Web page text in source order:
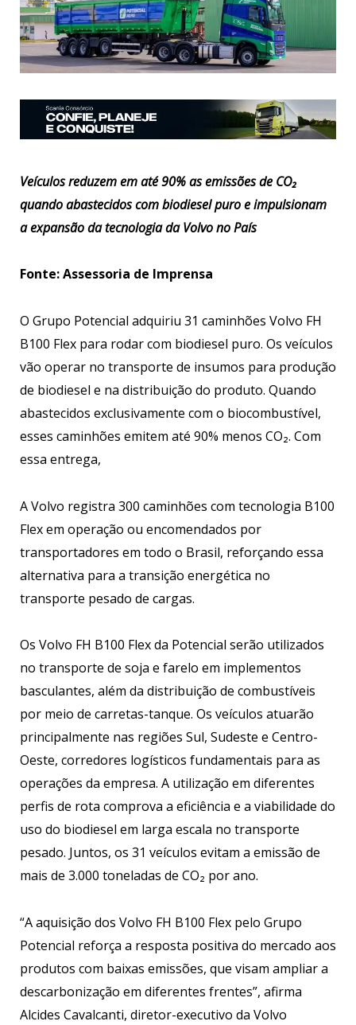
Veículos reduzem em até 90% as emissões de CO₂
quando abastecidos com biodiesel puro e impulsionam
a expansão da tecnologia da Volvo no País
Fonte: Assessoria de Imprensa
O Grupo Potencial adquiriu 31 caminhões Volvo FH
B100 Flex para rodar com biodiesel puro. Os veículos
vão operar no transporte de insumos para produção
de biodiesel e na distribuição do produto. Quando
abastecidos exclusivamente com o biocombustível,
esses caminhões emitem até 90% menos CO₂. Com
essa entrega,
A Volvo registra 300 caminhões com tecnologia B100
Flex em operação ou encomendados por
transportadores em todo o Brasil, reforçando essa
alternativa para a transição energética no
transporte pesado de cargas.
Os Volvo FH B100 Flex da Potencial serão utilizados
no transporte de soja e farelo em implementos
basculantes, além da distribuição de combustíveis
por meio de carretas-tanque. Os veículos atuarão
principalmente nas regiões Sul, Sudeste e Centro-
Oeste, corredores logísticos fundamentais para as
operações da empresa. A utilização em diferentes
perfis de rota comprova a eficiência e a viabilidade do
uso do biodiesel em larga escala no transporte
pesado. Juntos, os 31 veículos evitam a emissão de
mais de 3.000 toneladas de CO₂ por ano.
“A aquisição dos Volvo FH B100 Flex pelo Grupo
Potencial reforça a resposta positiva do mercado aos
produtos com baixas emissões, que visam ampliar a
descarbonização em diferentes frentes”, afirma
Alcides Cavalcanti, diretor-executivo da Volvo